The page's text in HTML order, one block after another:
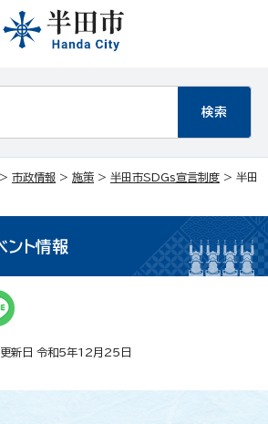
> 市政情報 > 施策 > 半田市SDGs宣言制度 > 半田
ント情報
新日 令和5年12月25日